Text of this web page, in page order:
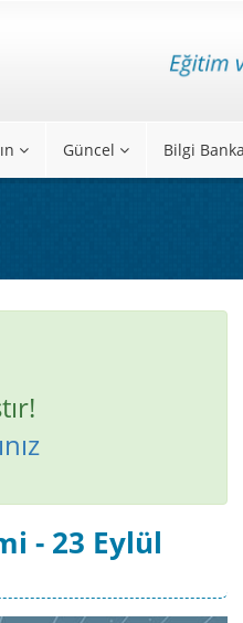
Güncel Bilgi
- 23 Eylül